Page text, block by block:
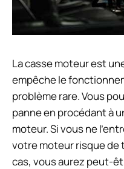
La casse moteur est
empêche le
problème rare. Vous
panne en procédant à
moteur. Si vous ne
votre moteur risque de
cas, vous aurez peut-